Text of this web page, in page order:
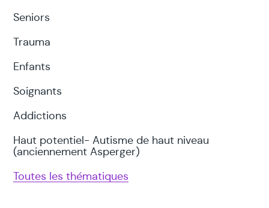
Seniors
Trauma
Enfants
Soignants
Addictions
Haut potentiel- Autisme de haut niveau
(anciennement Asperger)
Toutes les thématiques